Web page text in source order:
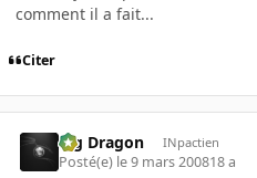
comment il a fait...
Citer
Big Dragon INpactien
Posté(e) le 9 mars 200818 a